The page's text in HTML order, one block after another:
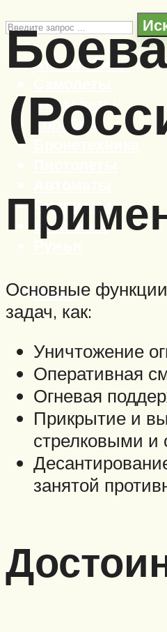
Автомобили
Вертолеты
Корабли
Пулеметы
Винтовки
Ружья
Меню
Основные
задач, как:
Уничтожение
Оперативная
Огневая
Прикрытие и
стрелковыми и
занятой